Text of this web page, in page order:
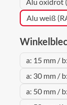
Alu weiß
a: 15 mm /
a: 30 mm /
a: 50 mm /